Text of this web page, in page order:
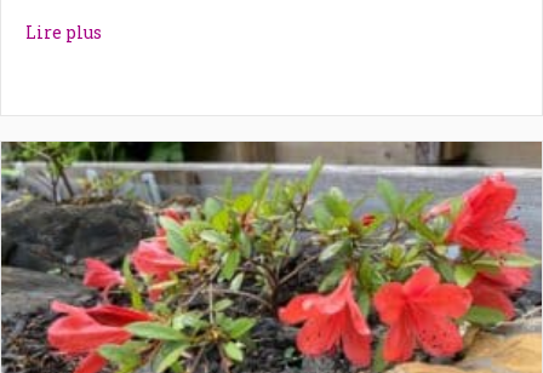
Lire plus